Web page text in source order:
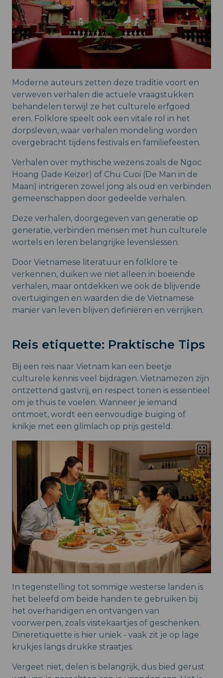
Moderne auteurs zetten deze traditie voort en
verweven verhalen die actuele vraagstukken
behandelen terwijl ze het culturele erfgoed
eren. Folklore speelt ook een vitale rol in het
dorpsleven, waar verhalen mondeling worden
overgebracht tijdens festivals en familiefeesten.
Verhalen over mythische wezens zoals de Ngoc
Hoang (Jade Keizer) of Chu Cuoi (De Man in de
Maan) intrigeren zowel jong als oud en verbinden
gemeenschappen door gedeelde verhalen.
Deze verhalen, doorgegeven van generatie op
generatie, verbinden mensen met hun culturele
wortels en leren belangrijke levenslessen.
Door Vietnamese literatuur en folklore te
verkennen, duiken we niet alleen in boeiende
verhalen, maar ontdekken we ook de blijvende
overtuigingen en waarden die de Vietnamese
manier van leven blijven definiëren en verrijken.
Reis etiquette: Praktische Tips
Bij een reis naar Vietnam kan een beetje
culturele kennis veel bijdragen. Vietnamezen zijn
ontzettend gastvrij, en respect tonen is essentieel
om je thuis te voelen. Wanneer je iemand
ontmoet, wordt een eenvoudige buiging of
knikje met een glimlach op prijs gesteld.
In tegenstelling tot sommige westerse landen is
het beleefd om beide handen te gebruiken bij
het overhandigen en ontvangen van
voorwerpen, zoals visitekaartjes of geschenken.
Dineretiquette is hier uniek - vaak zit je op lage
krukjes langs drukke straatjes.
Vergeet niet, delen is belangrijk, dus bied gerust